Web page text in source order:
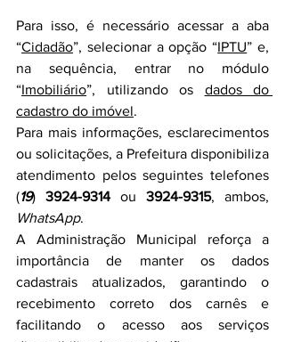
Para isso, é necessário acessar a aba
“Cidadão”, selecionar a opção “IPTU” e,
na sequência, entrar no módulo
“Imobiliário”, utilizando os dados do
cadastro do imóvel.
Para mais informações, esclarecimentos
ou solicitações, a Prefeitura disponibiliza
atendimento pelos seguintes telefones
(19) 3924-9314 ou 3924-9315
WhatsApp.
A Administração Municipal reforça a
importância de manter os dados
cadastrais atualizados, garantindo o
recebimento correto dos carnês e
facilitando o acesso aos serviços